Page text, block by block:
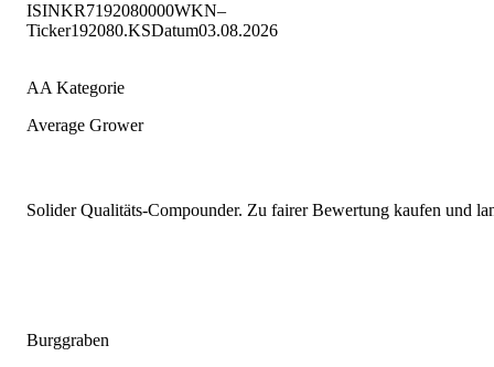
ISINKR7192080000WKN–
Ticker192080.KSDatum03.08.2026
AA Kategorie
Average Grower
Solider Qualitäts-Compounder. Zu fairer Bewertung kaufen und
Burggraben